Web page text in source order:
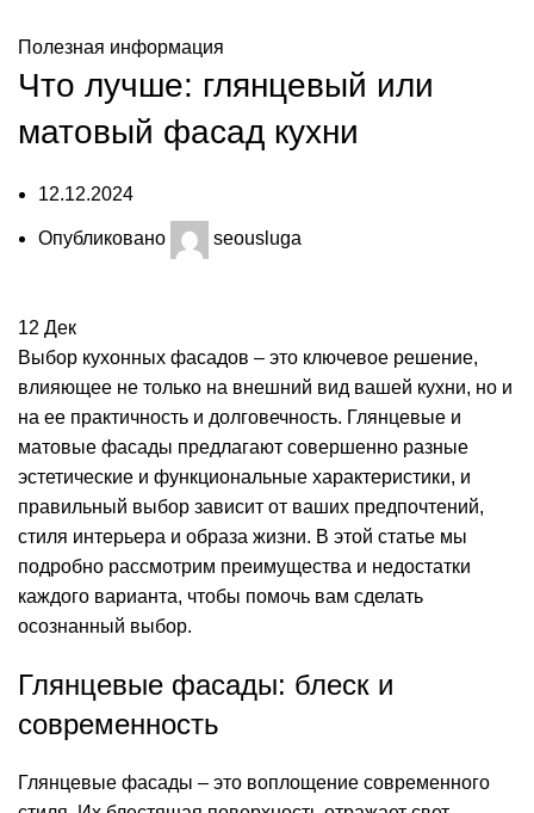
Полезная информация
Что лучше: глянцевый или
матовый фасад кухни
12.12.2024
Опубликовано seousluga
12 Дек
Выбор кухонных фасадов – это ключевое решение,
влияющее не только на внешний вид вашей кухни, но и
на ее практичность и долговечность. Глянцевые и
матовые фасады предлагают совершенно разные
эстетические и функциональные характеристики, и
правильный выбор зависит от ваших предпочтений,
стиля интерьера и образа жизни. В этой статье мы
подробно рассмотрим преимущества и недостатки
каждого варианта, чтобы помочь вам сделать
осознанный выбор.
Глянцевые фасады: блеск и
современность
Глянцевые фасады – это воплощение современного